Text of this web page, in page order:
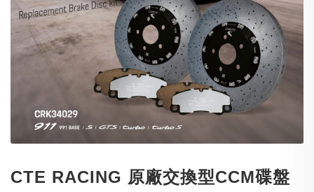
CTE RACING 原廠交換型CCM碟盤